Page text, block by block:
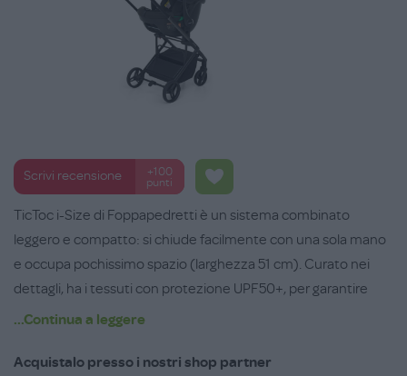
Scrivi recensione
+100
punti
TicToc i-Size di Foppapedretti è un sistema combinato
leggero e compatto: si chiude facilmente con una sola mano
e occupa pochissimo spazio (larghezza 51 cm). Curato nei
dettagli, ha i tessuti con protezione UPF50+, per garantire
comfort al bambino, cerniere resistenti all’acqua e ruote
È dotato di telaio in alluminio con dettaglio cromato, leggero e
...Continua a leggere
Acquistalo presso i nostri shop partner